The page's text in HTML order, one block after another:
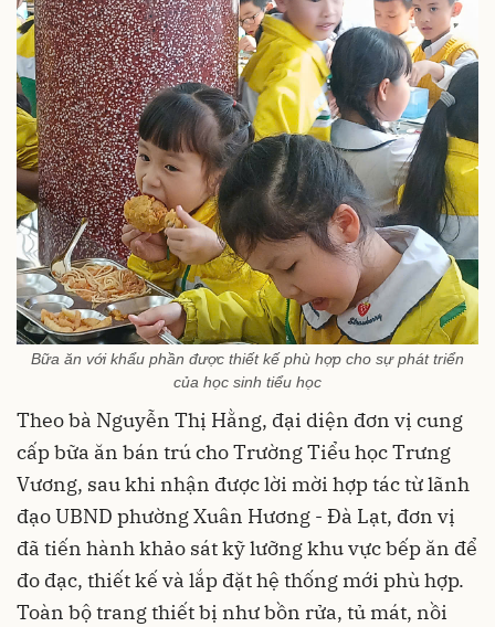
Bữa ăn với khẩu phần được thiết kế phù hợp cho sự phát triển
của học sinh tiểu học
Theo bà Nguyễn Thị Hằng, đại diện đơn vị cung
cấp bữa ăn bán trú cho Trường Tiểu học Trưng
Vương, sau khi nhận được lời mời hợp tác từ lãnh
đạo UBND phường Xuân Hương - Đà Lạt, đơn vị
đã tiến hành khảo sát kỹ lưỡng khu vực bếp ăn để
đo đạc, thiết kế và lắp đặt hệ thống mới phù hợp.
Toàn bộ trang thiết bị như bồn rửa, tủ mát, nồi